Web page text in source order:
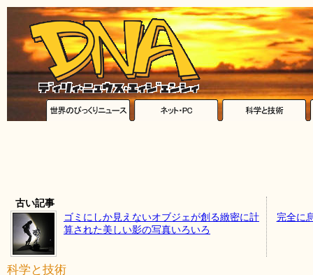
古い記事
ゴミにしか見えないオブジェが創る緻密に計
算された美しい影の写真いろいろ
完全に
科学と技術